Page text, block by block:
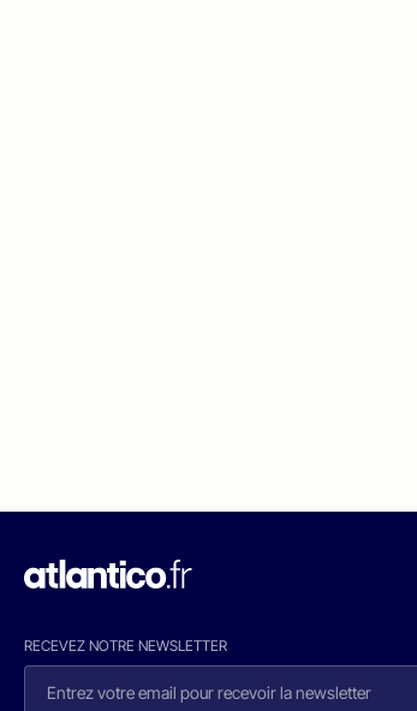
RECEVEZ NOTRE NEWSLETTER